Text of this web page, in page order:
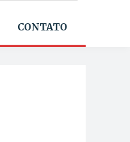
CONTATO